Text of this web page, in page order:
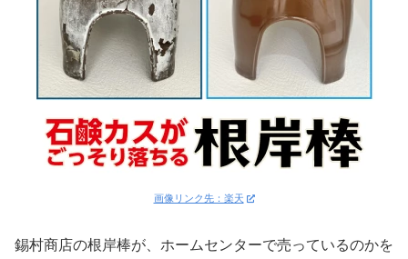
画像リンク先：楽天
錫村商店の根岸棒が、ホームセンターで売っているのかを